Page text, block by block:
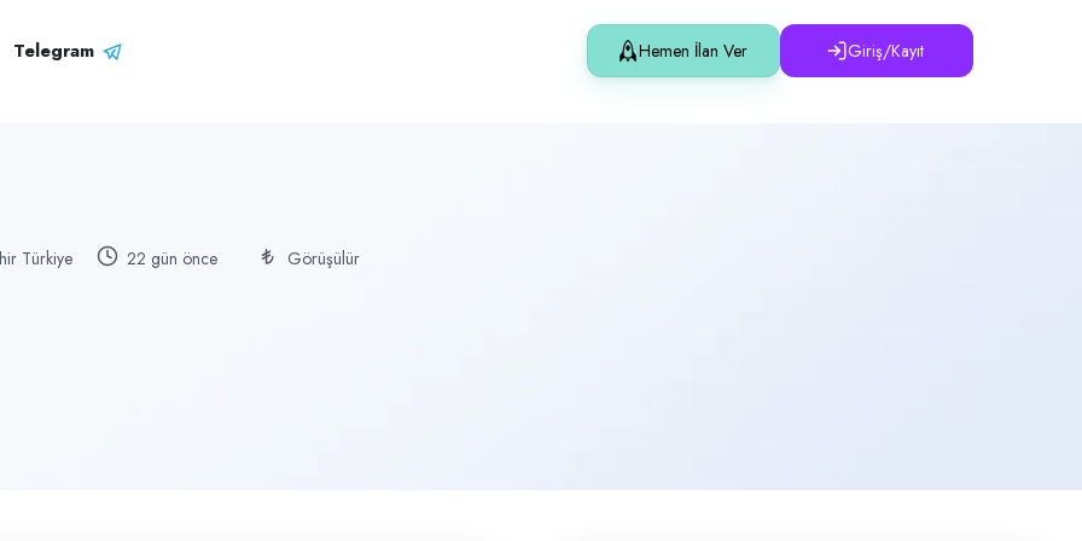
Telegram Hemen İlan Ver Giriş/Kayıt
Türkiye 22 gün önce Görüşülür